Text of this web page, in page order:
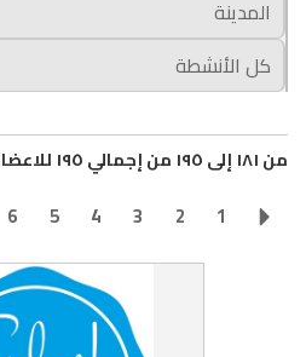
من ١٨١ إلى ١٩٥ من إجمالي ١٩٥ للاعضاء المسجَّلة
1
2
3
4
5
6